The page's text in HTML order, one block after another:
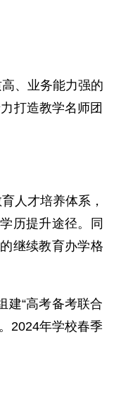
、业务能力强的
打造教学名师团
人才培养体系，
历提升途径。同
继续教育办学格
建“高考备考联合
2024年学校春季